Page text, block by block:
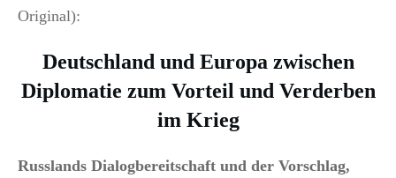
Original):
Deutschland und Europa zwischen
Diplomatie zum Vorteil und Verderben
im Krieg
Russlands Dialogbereitschaft und der Vorschlag,